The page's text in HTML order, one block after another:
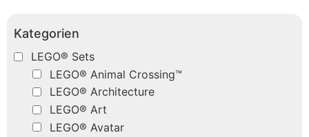
Kategorien
LEGO® Sets
LEGO® Animal Crossing™
LEGO® Architecture
LEGO® Art
LEGO® Avatar